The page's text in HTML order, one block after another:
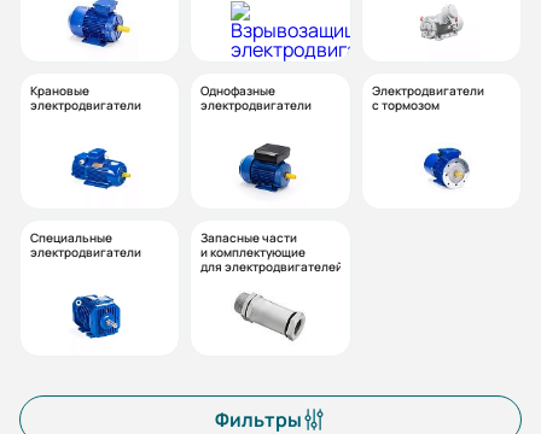
Крановые
электродвигатели
Однофазные
электродвигатели
Электродвигатели
с тормозом
Специальные
электродвигатели
Запасные части
и комплектующие
для электродвигателей
Фильтры